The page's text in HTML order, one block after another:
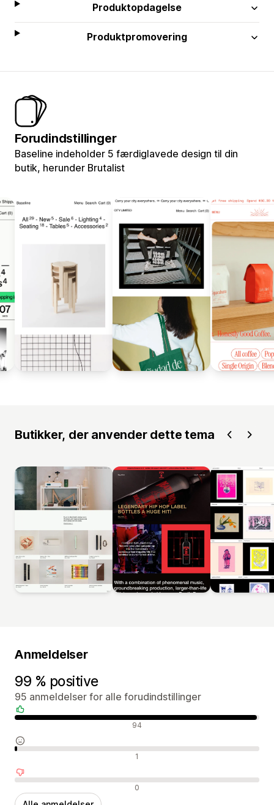
Produktopdagelse
Produktpromovering
Forudindstillinger
Baseline indeholder 5 færdiglavede design til din
butik, herunder Brutalist
Butikker, der anvender dette tema
Anmeldelser
99 % positive
95 anmeldelser for alle forudindstillinger
Positive anmeldelser 94
Neutrale anmeldelser 1
Negative anmeldelser 0